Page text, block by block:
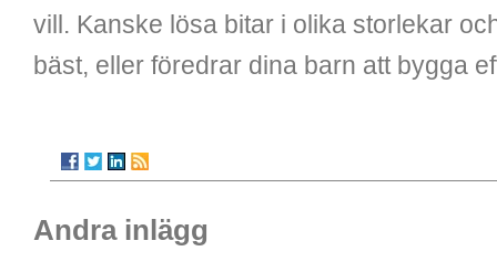
vill. Kanske lösa bitar i olika storlekar
bäst, eller föredrar dina barn att bygga
Andra inlägg